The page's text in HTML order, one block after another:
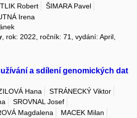
Robert
ŠIMARA Pavel
Irena
, rok: 2022, ročník: 71, vydání: April,
a sdílení genomických dat
Hana
STRÁNECKÝ Viktor
SROVNAL Josef
Magdalena
MACEK Milan